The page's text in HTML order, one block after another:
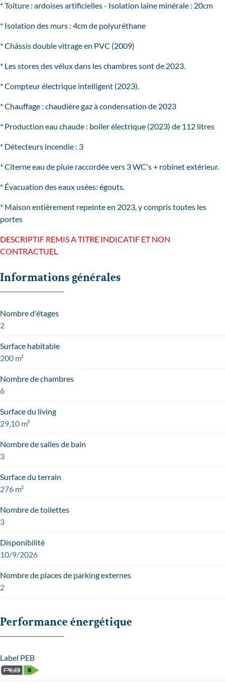
* Toiture : ardoises artificielles - Isolation laine minérale : 20cm
* Isolation des murs : 4cm de polyuréthane
* Châssis double vitrage en PVC (2009)
* Les stores des vélux dans les chambres sont de 2023.
* Compteur électrique intelligent (2023).
* Chauffage : chaudière gaz à condensation de 2023
* Production eau chaude : boiler électrique (2023) de 112 litres
* Détecteurs incendie : 3
* Citerne eau de pluie raccordée vers 3 WC's + robinet extérieur.
* Évacuation des eaux usées: égouts.
* Maison entièrement repeinte en 2023, y compris toutes les
portes
DESCRIPTIF REMIS A TITRE INDICATIF ET NON
CONTRACTUEL
Informations générales
Nombre d'étages
2
Surface habitable
200 m²
Nombre de chambres
6
Surface du living
29,10 m²
Nombre de salles de bain
3
Surface du terrain
276 m²
Nombre de toilettes
3
Disponibilité
10/9/2026
Nombre de places de parking externes
2
Performance énergétique
Label PEB